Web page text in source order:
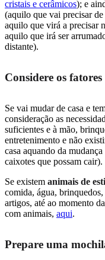
cristais e cerâmicos); e
(aquilo que vai precisar
aquilo que virá a precisar
aquilo que irá ser
distante).
Considere os
Se vai mudar de casa e
consideração as
suficientes e à mão,
entretenimento e não
casa aquando da
caixotes que possam cair).
Se existem animais de
comida, água,
artigos, até ao momento
com animais, aqui.
Prepare uma